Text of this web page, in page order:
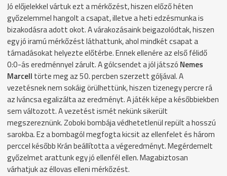
Jó előjelekkel vártuk ezt a mérkőzést, hiszen előző héten
győzelemmel hangolt a csapat, illetve a heti edzésmunka is
bizakodásra adott okot. A várakozásaink beigazolódtak, hiszen
egy jó iramú mérkőzést láthattunk, ahol mindkét csapat a
támadásokat helyezte előtérbe. Ennek ellenére az első félidő
0:0-ás eredménnyel zárult. A gólcsendet a jól játszó Nemes
Marcell törte meg az 50. percben szerzett góljával. A
vezetésnek nem sokáig örülhettünk, hiszen tizenegy percre rá
az Iváncsa egalizálta az eredményt. A játék képe a későbbiekben
sem változott. A vezetést ismét nekünk sikerült
megszereznünk. Zoboki bombája védhetetlenül repült a hosszú
sarokba. Ez a bombagól megfogta kicsit az ellenfelet és három
perccel később Krán beállította a végeredményt. Megérdemelt
győzelmet arattunk egy jó ellenfél ellen. Magabiztosan
várhatjuk az éllovas elleni mérkőzést.